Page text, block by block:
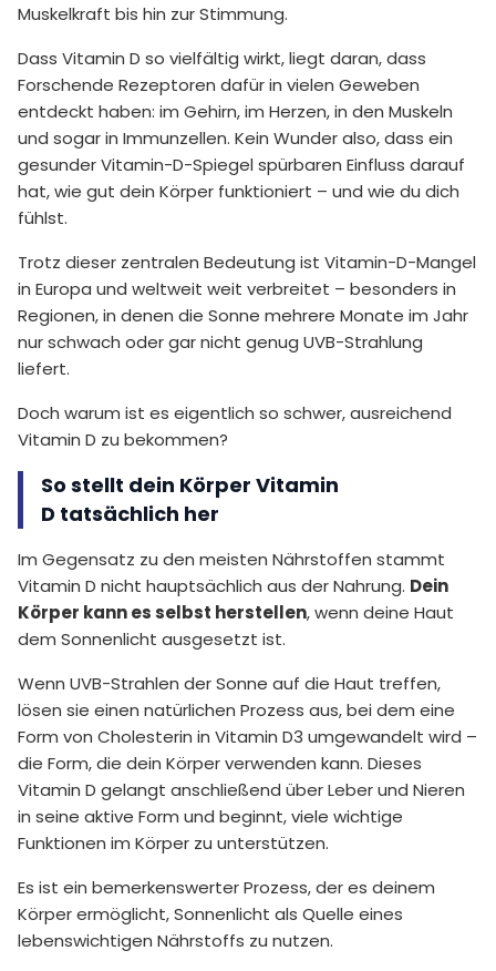
Muskelkraft bis hin zur Stimmung.
Dass Vitamin D so vielfältig wirkt, liegt daran, dass
Forschende Rezeptoren dafür in vielen Geweben
entdeckt haben: im Gehirn, im Herzen, in den Muskeln
und sogar in Immunzellen. Kein Wunder also, dass ein
gesunder Vitamin-D-Spiegel spürbaren Einfluss darauf
hat, wie gut dein Körper funktioniert – und wie du dich
fühlst.
Trotz dieser zentralen Bedeutung ist Vitamin-D-Mangel
in Europa und weltweit weit verbreitet – besonders in
Regionen, in denen die Sonne mehrere Monate im Jahr
nur schwach oder gar nicht genug UVB-Strahlung
liefert.
Doch warum ist es eigentlich so schwer, ausreichend
Vitamin D zu bekommen?
So stellt dein Körper Vitamin
D tatsächlich her
Im Gegensatz zu den meisten Nährstoffen stammt
Vitamin D nicht hauptsächlich aus der Nahrung. Dein
Körper kann es selbst herstellen, wenn deine Haut
dem Sonnenlicht ausgesetzt ist.
Wenn UVB-Strahlen der Sonne auf die Haut treffen,
lösen sie einen natürlichen Prozess aus, bei dem eine
Form von Cholesterin in Vitamin D3 umgewandelt wird –
die Form, die dein Körper verwenden kann. Dieses
Vitamin D gelangt anschließend über Leber und Nieren
in seine aktive Form und beginnt, viele wichtige
Funktionen im Körper zu unterstützen.
Es ist ein bemerkenswerter Prozess, der es deinem
Körper ermöglicht, Sonnenlicht als Quelle eines
lebenswichtigen Nährstoffs zu nutzen.